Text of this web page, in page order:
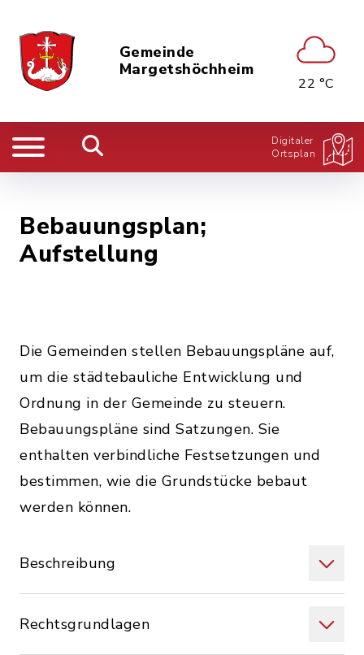
Gemeinde
Margetshöchheim
22 °C
Digitaler
Ortsplan
Bebauungsplan;
Aufstellung
Die Gemeinden stellen Bebauungspläne auf,
um die städtebauliche Entwicklung und
Ordnung in der Gemeinde zu steuern.
Bebauungspläne sind Satzungen. Sie
enthalten verbindliche Festsetzungen und
bestimmen, wie die Grundstücke bebaut
werden können.
Beschreibung
Rechtsgrundlagen